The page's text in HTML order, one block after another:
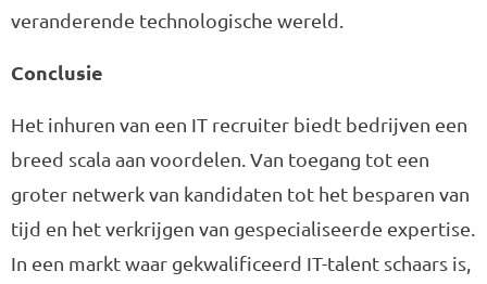
veranderende technologische wereld.
Conclusie
Het inhuren van een IT recruiter biedt bedrijven een
breed scala aan voordelen. Van toegang tot een
groter netwerk van kandidaten tot het besparen van
tijd en het verkrijgen van gespecialiseerde expertise.
In een markt waar gekwalificeerd IT-talent schaars is,